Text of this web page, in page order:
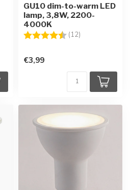
GU10 dim-to-warm LED
lamp, 3,8W, 2200-
4000K
Beoordeling: (12)
€3,99